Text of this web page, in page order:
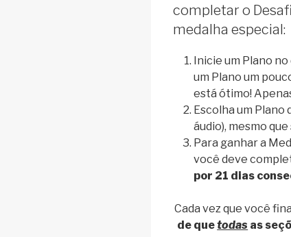
completar o
medalha especial:
Inicie um Plano
um Plano um
está ótimo!
Escolha um Plano
áudio), mesmo
Para ganhar a
você deve
por 21 dias
Cada vez que você
de quetodas as